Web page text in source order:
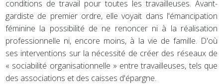
conditions de travail pour toutes les travailleuses. Avant-
gardiste de premier ordre, elle voyait dans l'émancipation
féminine la possibilité de ne renoncer ni à la réalisation
professionnelle ni, encore moins, à la vie de famille. D'où
ses interventions sur la nécessité de créer des réseaux de
« sociabilité organisationnelle » entre travailleuses, tels que
des associations et des caisses d'épargne.